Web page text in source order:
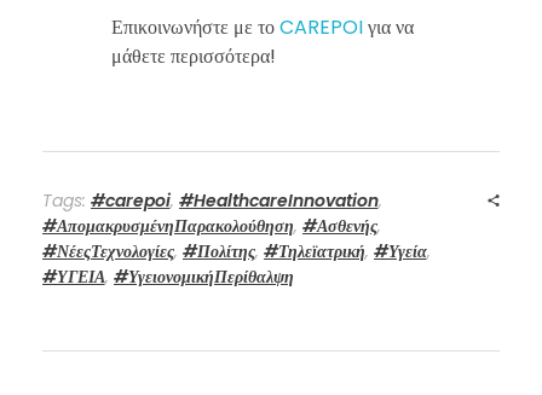
Επικοινωνήστε με τοCAREPOIγια να
μάθετε περισσότερα!
Tags: #carepoi, #HealthcareInnovation,
#ΑπομακρυσμένηΠαρακολούθηση, #Ασθενής,
#ΝέεςΤεχνολογίες, #Πολίτης, #Τηλεϊατρική, #Υγεία,
#ΥΓΕΙΑ, #ΥγειονομικήΠερίθαλψη